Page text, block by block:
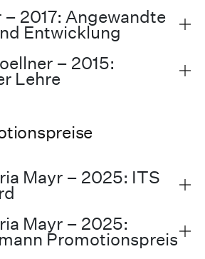
2017: Angewandte
Entwicklung
– 2015:
Lehre
Mayr – 2025: ITS
Mayr – 2025:
Promotionspreis